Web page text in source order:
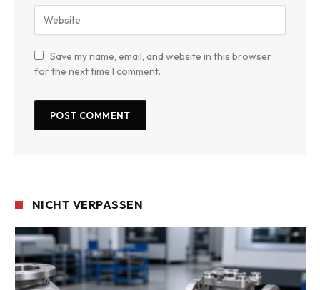
Save my name, email, and website in this browser
for the next time I comment.
NICHT VERPASSEN